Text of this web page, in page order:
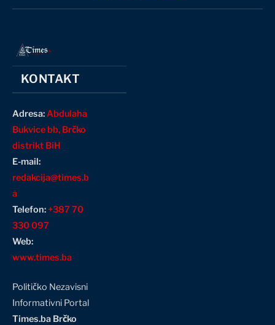
KONTAKT
Adresa: Abdulaha
Bukvice bb, Brčko
distrikt BiH
E-mail:
redakcija@times.b
a
Telefon:+387 70
330 097
Web:
www.times.ba
Političko Nezavisni
Informativni Portal
Times.ba Brčko